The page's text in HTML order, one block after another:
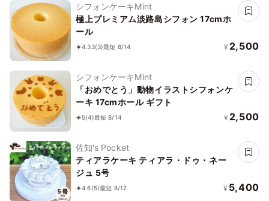
シフォンケーキMint
極上プレミアム淡路島シフォン 17cmホ
ール
4.33(3)最短 8/14 ¥ 2,500
シフォンケーキMint
「おめでとう」動物イラストシフォンケ
ーキ 17cmホール ギフト
5(4)最短 8/14 ¥ 2,500
佐知's Pocket
ティアラケーキ ティアラ・ドゥ・ネー
ジュ 5号
4.6(5)最短 8/12 ¥ 5,400